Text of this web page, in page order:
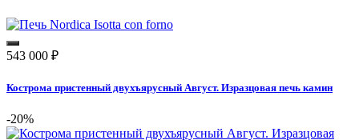
543 000 ₽
Кострома пристенный двухъярусный Август. Изразцовая печь камин
-20%